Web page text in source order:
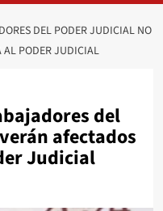
DEL PODER JUDICIAL NO
AL PODER JUDICIAL
del
afectados
Judicial